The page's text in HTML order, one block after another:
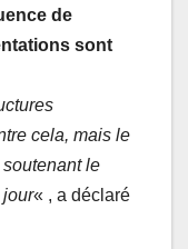
de
sont
cela, mais le
le
jour« , a déclaré